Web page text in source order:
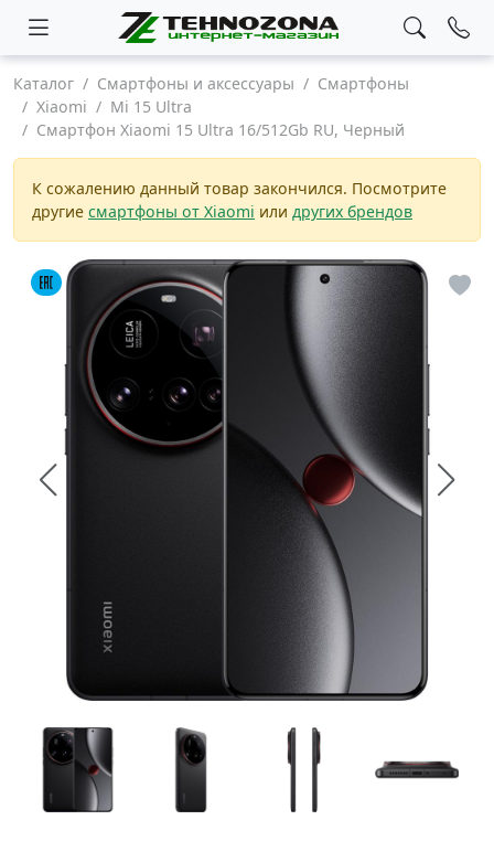
Каталог Смартфоны и аксессуары
Смартфоны
Xiaomi
Mi 15 Ultra
Смартфон Xiaomi 15 Ultra 16/512Gb RU, Черный
К сожалению данный товар закончился. Посмотрите
другие смартфоны от Xiaomi или других брендов